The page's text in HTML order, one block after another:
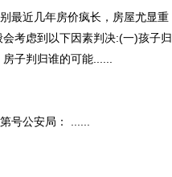
近几年房价疯长，房屋尤显重
考虑到以下因素判决:(一)孩子归
子判归谁的可能......
号公安局： ......